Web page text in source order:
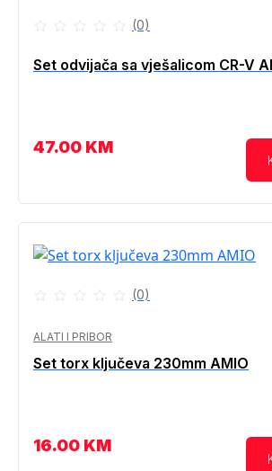
(0)
Set odvijača sa vješalicom CR-V
47.00 KM
(0)
ALATI I PRIBOR
Set torx ključeva 230mm AMIO
16.00 KM